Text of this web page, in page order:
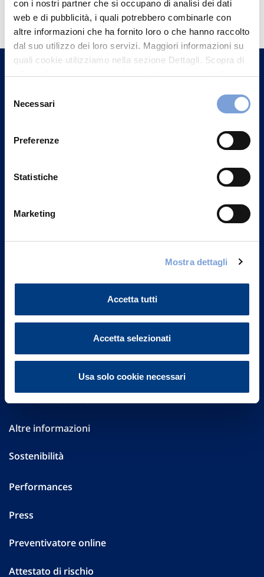
con i nostri partner che si occupano di analisi dei dati
web e di pubblicità, i quali potrebbero combinarle con
altre informazioni che ha fornito loro o che hanno raccolto
dal suo utilizzo dei loro servizi. Maggiori informazioni su
quali cookie utilizziamo nella sezione Dettagli. Scopra di
più su chi siamo, come può contattarci e come trattiamo i
può trovare nel footer del sito nella sezione "Informativa
delNecessari
Preferenze
Statistiche
Marketing
Mostra dettagli
Accetta tutti
Accetta selezionati
Usa solo cookie necessari
informazioni?
Trova l'Agenzia più vicina a te e parla con
un nostro Agente.
Via Ignazio Gardella, 2
Part. IVA 01329510158
Investor Relations
Altre informazioni
Sostenibilità
Performances
Press
Preventivatore online
Attestato di rischio